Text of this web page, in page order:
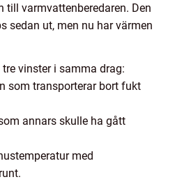
till varmvattenberedaren. Den
sedan ut, men nu har värmen
vinster i samma drag:
som transporterar bort fukt
annars skulle ha gått
med